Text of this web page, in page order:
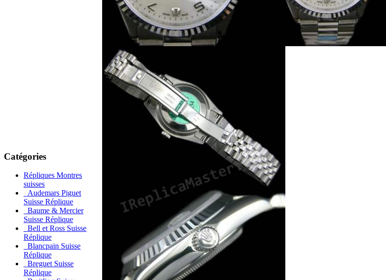
Catégories
Répliques Montres
suisses
Audemars Piguet
Suisse Réplique
Baume & Mercier
Suisse Réplique
Bell et Ross Suisse
Réplique
Blancpain Suisse
Réplique
Breguet Suisse
Réplique